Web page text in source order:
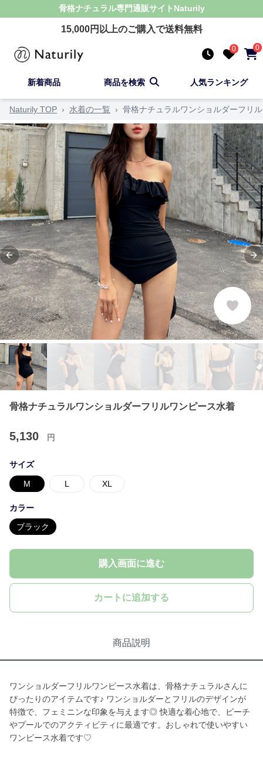
骨格ナチュラル専門通販サイト Naturily
15,000円以上のご購入で送料無料
0 0
新着商品 商品を検索 人気ランキング
Naturily TOP › 水着の一覧 › 骨格ナチュラルワンショルダーフリ
Previous slide
骨格ナチュラルワンショルダーフリルワンピース水着
5,130 円
サイズ
M L XL
カラー
ブラック
購入画面に進む
カートに追加する
商品説明
ワンショルダーフリルワンピース水着は、骨格ナチュラルさんに
ぴったりのアイテムです♪ ワンショルダーとフリルのデザインが
特徴で、フェミニンな印象を与えます◎ 快適な着心地で、ビーチ
やプールでのアクティビティに最適です。おしゃれで使いやすい
ワンピース水着です♡